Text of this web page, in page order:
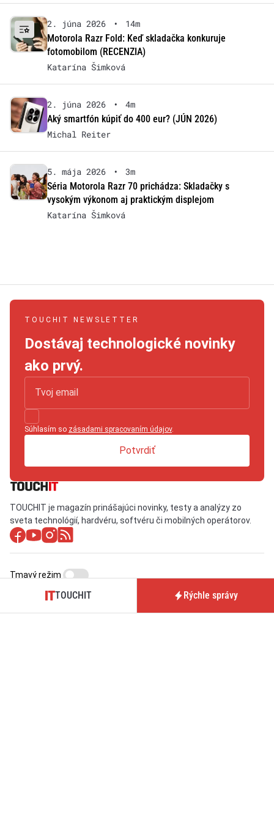
2. júna 2026 •
14m
Motorola Razr Fold: Keď skladačka konkuruje
fotomobilom (RECENZIA)
Katarína Šimková
2. júna 2026 •
4m
Aký smartfón kúpiť do 400 eur? (JÚN 2026)
Michal Reiter
5. mája 2026 •
3m
Séria Motorola Razr 70 prichádza: Skladačky s
vysokým výkonom aj praktickým displejom
Katarína Šimková
TOUCHIT NEWSLETTER
Dostávaj technologické novinky
ako prvý.
Súhlasím so zásadami spracovaním údajov.
Potvrdiť
TOUCHIT je magazín prinášajúci novinky, testy a analýzy zo
sveta technológií, hardvéru, softvéru či mobilných operátorov.
O nás / Kontakt
Predplatné časopisu
Tmavý režim
TOUCHIT Rýchle správy